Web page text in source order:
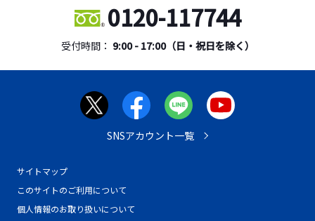
0120-117744
受付時間： 9:00 - 17:00（日・祝日を除く）
サイトマップ
このサイトのご利用について
個人情報のお取り扱いについて
SNSアカウント一覧